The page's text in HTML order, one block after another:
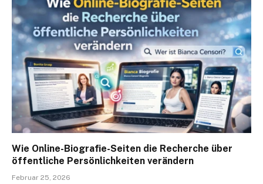
Wie Online-Biografie-Seiten die Recherche über
öffentliche Persönlichkeiten verändern
Februar 25, 2026